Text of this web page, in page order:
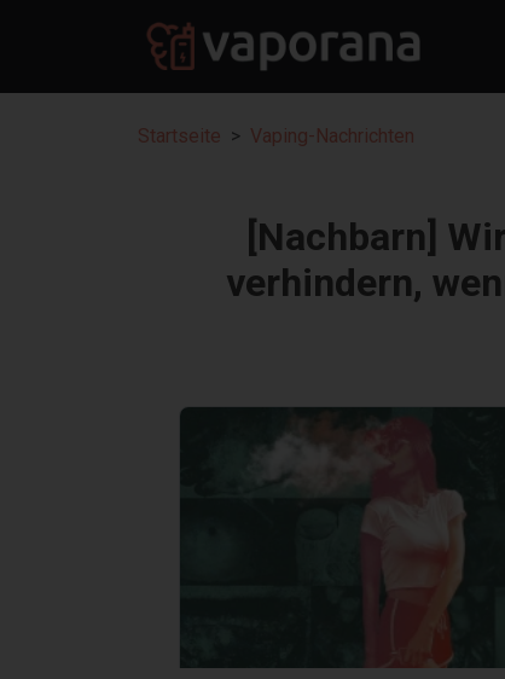
Startseite Vaping-Nachrichten
[Nachbarn]
verhindern,